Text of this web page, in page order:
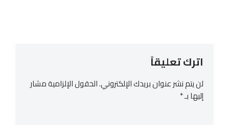
اترك تعليقاً
لن يتم نشر عنوان بريدك الإلكتروني.الحقول الإلزامية مشار
إليها بـ*